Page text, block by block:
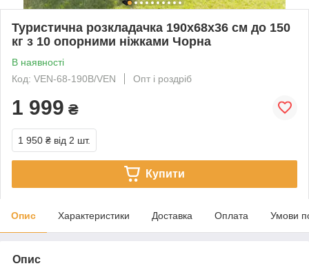
Туристична розкладачка 190x68x36 см до 150
кг з 10 опорними ніжками Чорна
В наявності
Код: VEN-68-190B/VEN
Опт і роздріб
1 999 ₴
1 950 ₴ від 2 шт.
Купити
Опис Характеристики Доставка Оплата Умови
Опис